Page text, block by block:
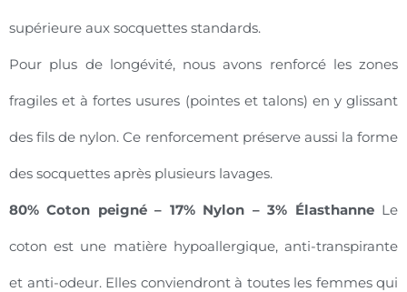
supérieure aux socquettes standards.
Pour plus de longévité, nous avons renforcé les zones
fragiles et à fortes usures (pointes et talons) en y glissant
des fils de nylon. Ce renforcement préserve aussi la forme
des socquettes après plusieurs lavages.
80% Coton peigné – 17% Nylon – 3% ÉlasthanneLe
coton est une matière hypoallergique, anti-transpirante
et anti-odeur. Elles conviendront à toutes les femmes qui